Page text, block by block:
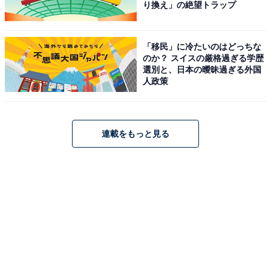
り換え」の絶望トラップ
「移民」に冷たいのはどっちな
のか？ スイスの厳格過ぎる学歴
選別と、日本の曖昧過ぎる外国
人政策
連載をもっと見る